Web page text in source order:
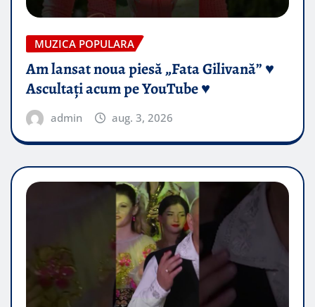
MUZICA POPULARA
Am lansat noua piesă „Fata Gilivană” ♥️
Ascultați acum pe YouTube ♥️
admin aug. 3, 2026